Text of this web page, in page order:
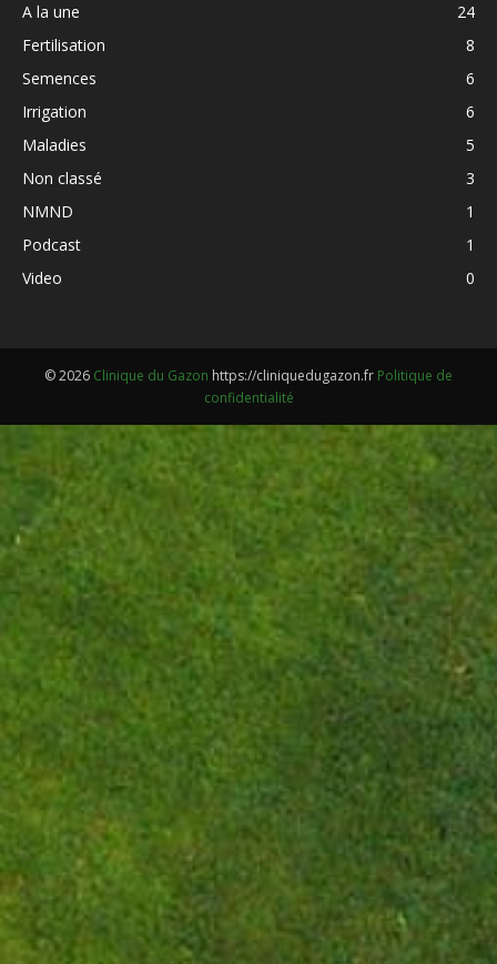
A la une
24
Fertilisation
8
Semences
6
Irrigation
6
Maladies
5
Non classé
3
NMND
1
Podcast
1
Video
0
© 2026 Clinique du Gazon https://cliniquedugazon.fr Politique de
confidentialité